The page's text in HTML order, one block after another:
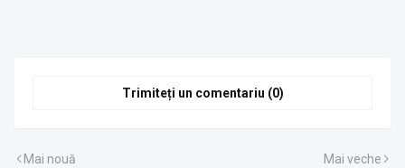
Trimiteți un comentariu (0)
Mai nouă Mai veche